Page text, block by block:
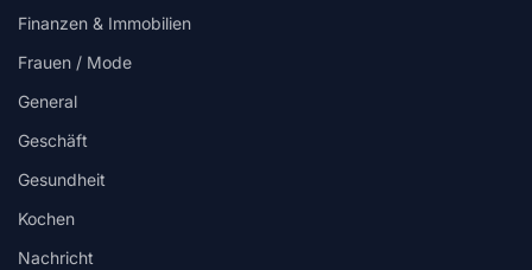
Finanzen & Immobilien
Frauen / Mode
General
Geschäft
Gesundheit
Kochen
Nachricht